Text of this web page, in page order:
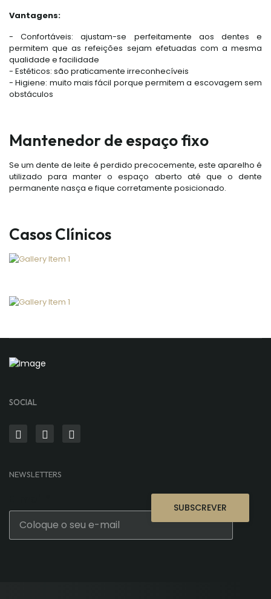
Vantagens:
- Confortáveis: ajustam-se perfeitamente aos dentes e
permitem que as refeições sejam efetuadas com a mesma
qualidade e facilidade
- Estéticos: são praticamente irreconhecíveis
- Higiene: muito mais fácil porque permitem a escovagem sem
obstáculos
Mantenedor de espaço fixo
Se um dente de leite é perdido precocemente, este aparelho é
utilizado para manter o espaço aberto até que o dente
permanente nasça e fique corretamente posicionado.
Casos Clínicos
SOCIAL
NEWSLETTERS
SUBSCREVER